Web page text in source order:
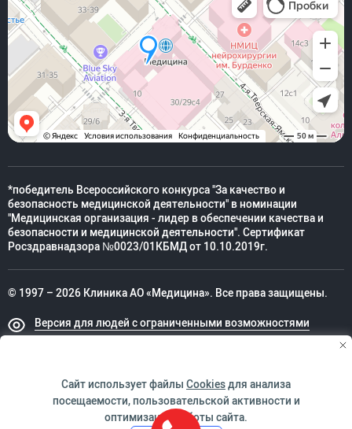
*победитель Всероссийского конкурса "За качество и
безопасность медицинской деятельности" в номинации
"Медицинская организация - лидер в обеспечении качества и
безопасности и медицинской деятельности". Сертификат
Росздравнадзора №0023/01КБМД от 10.10.2019г.
© 1997 – 2026 Клиника АО «Медицина». Все права защищены.
Версия для людей с ограниченными возможностями
Сайт использует файлы Cookiesдля анализа
посещаемости, пользовательской активности и
оптимизации работы сайта.